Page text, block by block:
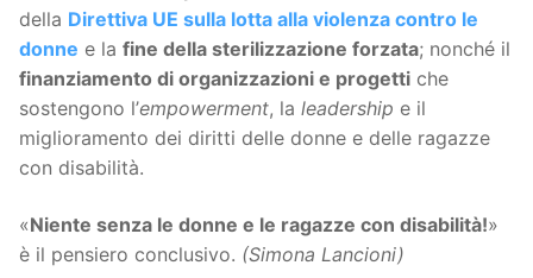
della Direttiva UE sulla lotta alla violenza contro le
donne e la fine della sterilizzazione forzata; nonché il
finanziamento di organizzazioni e progetti che
sostengono l’empowerment, la leadership e il
miglioramento dei diritti delle donne e delle ragazze
con disabilità.
«Niente senza le donne e le ragazze con disabilità!»
è il pensiero conclusivo. (Simona Lancioni)